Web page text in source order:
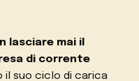
lasciare mai il
di corrente
il suo ciclo di carica